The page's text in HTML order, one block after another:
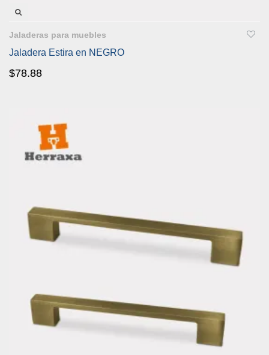
Jaladeras para muebles
Jaladera Estira en NEGRO
$78.88